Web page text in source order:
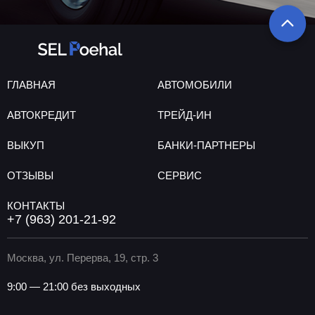
ГЛАВНАЯ АВТОМОБИЛИ
АВТОКРЕДИТ ТРЕЙД-ИН
ВЫКУП БАНКИ-ПАРТНЕРЫ
ОТЗЫВЫ СЕРВИС
КОНТАКТЫ
+7 (963) 201-21-92
Москва, ул. Перерва, 19, стр. 3
9:00 — 21:00 без выходных